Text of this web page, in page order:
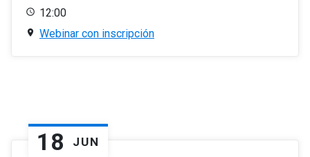
12:00
Webinar con inscripción
18 JUN